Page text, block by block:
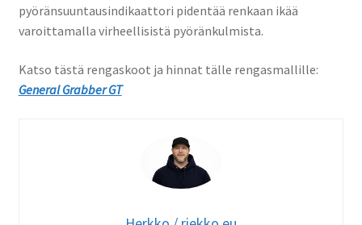
pyöränsuuntausindikaattori pidentää renkaan ikää
varoittamalla virheellisistä pyöränkulmista.
Katso tästä rengaskoot ja hinnat tälle rengasmallille:
General Grabber GT